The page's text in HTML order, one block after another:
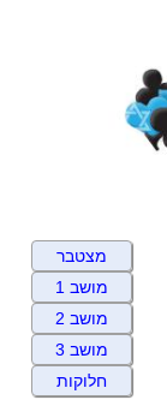
מצטבר
מושב 1
מושב 2
מושב 3
חלוקות